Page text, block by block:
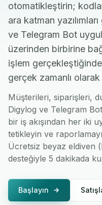
otomatikleştirin;
ara katman
ve Telegram Bot
üzerinden birbirine
işlem
gerçek zamanlı
Müşterileri, siparişleri,
Digylog ve Telegram
bir iş akışından her iki
tetikleyin ve
Ücretsiz beyaz eldiven
desteğiyle 5 dakikada
Başlayın